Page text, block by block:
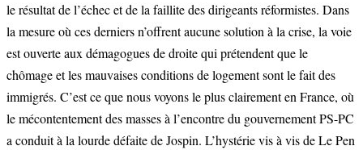
le résultat de l’échec et de la faillite des dirigeants réformistes. Dans
la mesure où ces derniers n’offrent aucune solution à la crise, la voie
est ouverte aux démagogues de droite qui prétendent que le
chômage et les mauvaises conditions de logement sont le fait des
immigrés. C’est ce que nous voyons le plus clairement en France, où
le mécontentement des masses à l’encontre du gouvernement PS-PC
a conduit à la lourde défaite de Jospin. L’hystérie vis à vis de Le Pen